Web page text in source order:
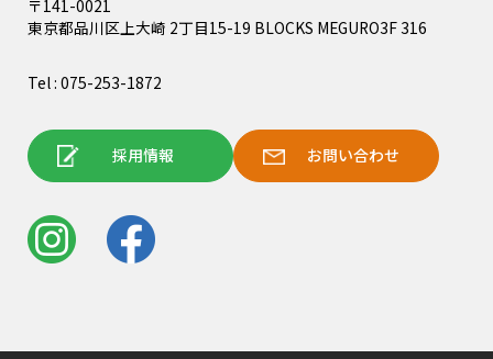
〒141-0021
東京都品川区上大崎 2丁目15-19 BLOCKS MEGURO3F 316
Tel : 075-253-1872
採用情報 お問い合わせ